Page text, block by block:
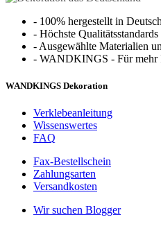
- 100% hergestellt in
- Höchste Qualitätsstandards
- Ausgewählte Materialien
- WANDKINGS - Für mehr
WANDKINGS Dekoration
Verklebeanleitung
Wissenswertes
FAQ
Fax-Bestellschein
Zahlungsarten
Versandkosten
Wir suchen Blogger